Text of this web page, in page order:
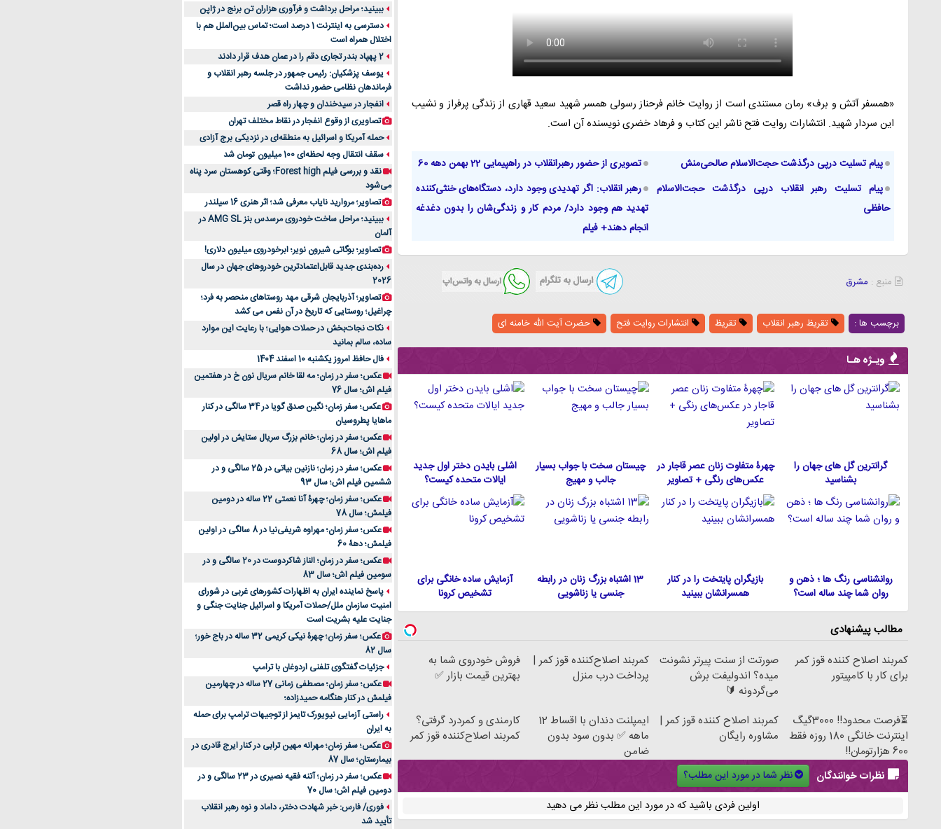
«همسفر آتش و برف» رمان مستندی است از روایت خانم فرحناز رسولی همسر شهید سعید قهاری از زندگی پرفراز و نشیب
این سردار شهید. انتشارات روایت فتح ناشر این کتاب و فرهاد خضری نویسنده آن است.
پیام تسلیت درپی درگذشت حجت‌الاسلام صالحی‌منش
تصویری از حضور رهبرانقلاب در راهپیمایی 22 بهمن دهه 60
پیام تسلیت رهبر انقلاب درپی درگذشت حجت‌الاسلام
حافظی
رهبر انقلاب: اگر تهدیدی وجود دارد، دستگاه‌های خنثی‌کننده
تهدید هم وجود دارد/ مردم کار و زندگی‌شان را بدون دغدغه
انجام دهند+ فیلم
منبع : مشرق
برچسب ها : تقریظ رهبر انقلاب تقریظ انتشارات روایت فتح حضرت آیت الله خامنه ای
ویـژه هـا
گرانترین گل های جهان را
بشناسید
چهرۀ متفاوت زنان عصر قاجار در
عکس‌های رنگی + تصاویر
چیستان سخت با جواب بسیار
جالب و مهیج
اشلی بایدن دختر اول جدید
ایالات متحده كيست؟
روانشناسی رنگ ها ؛ ذهن و
روان شما چند ساله است؟
بازیگران پایتخت را در کنار
همسرانشان ببینید
13 اشتباه بزرگ زنان در رابطه
جنسی یا زناشویی
آزمایش ساده خانگی برای
تشخیص کرونا
مطالب پیشنهادی
کمربند اصلاح کننده قوز کمر
برای کار با کامپیتور
صورتت از سنت پیرتر نشونت
میده؟ اندولیفت برش
می‌گردونه 🔰
کمربند اصلاح‌کننده قوز کمر |
پرداخت درب منزل
فروش خودروی شما به
بهترین قیمت بازار ✅
⏳فرصت محدود!! 3000گیگ
اینترنت خانگی 180 روزه فقط
600 هزارتومان!!
کمربند اصلاح کننده قوز کمر |
مشاوره رایگان
ایمپلنت دندان با اقساط 12
ماهه ✅ بدون سود بدون
ضامن
کارمندی و کمردرد گرفتی؟
کمربند اصلاح‌کننده قوز کمر
نظرات خوانندگان
نظر شما در مورد این مطلب؟
اولین فردی باشید که در مورد این مطلب نظر می دهید
ببینید؛ مراحل برداشت و فرآوری هزاران تن برنج در ژاپن
دسترسی به اینترنت 1 درصد است؛ تماس بین‌الملل هم با
اختلال همراه است
2 پهپاد بندر تجاری دقم را در عمان هدف قرار دادند
یوسف پزشکیان: رئیس جمهور در جلسه رهبر انقلاب و
فرماندهان نظامی حضور نداشت
انفجار در سیدخندان و چهار راه قصر
تصاویری از وقوع انفجار در نقاط مختلف تهران
حمله آمریکا و اسرائیل به منطقه‌ای در نزدیکی برج آزادی
سقف انتقال وجه لحظه‌ای 100 میلیون تومان شد
نقد و بررسی فیلم Forest high؛ وقتی کوهستان سرد پناه
می‌شود
تصاویر؛ مروارید نایاب معرفی شد؛ اثر هنری 16 سیلندر
ببینید؛ مراحل ساخت خودروی مرسدس بنز AMG SL در
آلمان
تصاویر؛ بوگاتی شیرون نویر؛ ابرخودروی میلیون دلاری!
رده‌بندی جدید قابل‌اعتمادترین خودروهای جهان در سال
2026
تصاویر؛ آذربایجان شرقی مهد روستاهای منحصر به فرد؛
چراغیل؛ روستایی که تاریخ در آن نفس می کشد
نکات نجات‌بخش در حملات هوایی؛ با رعایت این موارد
ساده، سالم بمانید
فال حافظ امروز یکشنبه 10 اسفند 1404
عکس؛ سفر در زمان؛ مه لقا خانم سریال نون خ در هفتمین
فیلم اش؛ سال 76
عکس؛ سفر زمان؛ نگین صدق گویا در 34 سالگی در کنار
ماهایا پطروسیان
عکس؛ سفر در زمان؛ خانم بزرگ سریال ستایش در اولین
فیلم اش؛ سال 68
عکس؛ سفر در زمان؛ نازنین بیاتی در 25 سالگی و در
ششمین فیلم اش؛ سال 93
عکس؛ سفر زمان؛ چهرۀ آنا نعمتی 22 ساله در دومین
فیلمش؛ سال 78
عکس؛ سفر زمان؛ مهراوه شریفی‌نیا در 8 سالگی در اولین
فیلمش؛ دهۀ 60
عکس؛ سفر در زمان؛ الناز شاکردوست در 20 سالگی و در
سومین فیلم اش؛ سال 83
پاسخ نماینده ایران به اظهارات کشورهای غربی در شورای
امنیت سازمان ملل/حملات آمریکا و اسرائیل جنایت جنگی و
جنایت علیه بشریت است
عکس؛ سفر زمان؛ چهرۀ نیکی کریمی 32 ساله در باج خور؛
سال 82
جزئیات گفتگوی تلفنی اردوغان با ترامپ
عکس؛ سفر زمان؛ مصطفی زمانی 27 ساله در چهارمین
فیلمش در کنار هنگامه حمیدزاده؛
راستی آزمایی نیویورک تایمز از توجیهات ترامپ برای حمله
به ایران
عکس؛ سفر زمان؛ مهرانه مهین ترابی در کنار ایرج قادری در
بیمارستان؛ سال 87
عکس؛ سفر در زمان؛ آتنه فقیه نصیری در 23 سالگی و در
دومین فیلم اش؛ سال 70
فوری/ فارس: خبر شهادت دختر، داماد و نوه رهبر انقلاب
تأیید شد